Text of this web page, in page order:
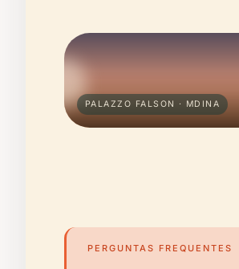
PALAZZO FALSON · MDINA
PERGUNTAS FREQUENTES